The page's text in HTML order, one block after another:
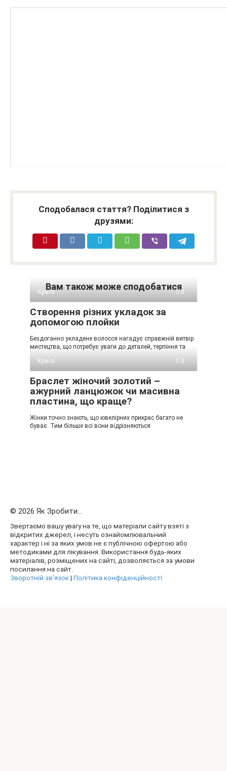
Сподобалася стаття? Поділитися з
друзями:
Вам також може сподобатися
Краса 0
Створення різних укладок за
допомогою плойки
Бездоганно укладене волосся нагадує справжній витвір
мистецтва, що потребує уваги до деталей, терпіння та
Краса
0
Браслет жіночий золотий –
ажурний ланцюжок чи масивна
пластина, що краще?
Жінки точно знають, що ювелірних прикрас багато не
буває. Тим більше всі вони відрізняються
© 2026 Як Зробити...
Звертаємо вашу увагу на те, що матеріали сайту взяті з
відкритих джерел, і несуть ознайомлювальний
характер і ні за яких умов не є публічною офертою або
методиками для лікування. Використання будь-яких
матеріалів, розміщених на сайті, дозволяється за умови
посилання на сайт.
Зворотній зв’язок| Політика конфіденційності